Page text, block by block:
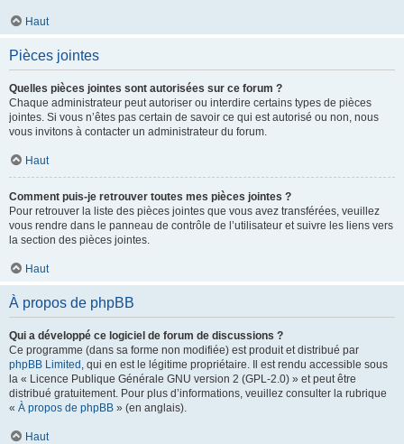
Haut
Pièces jointes
Quelles pièces jointes sont autorisées sur ce forum ?
Chaque administrateur peut autoriser ou interdire certains types de pièces
jointes. Si vous n’êtes pas certain de savoir ce qui est autorisé ou non, nous
vous invitons à contacter un administrateur du forum.
Haut
Comment puis-je retrouver toutes mes pièces jointes ?
Pour retrouver la liste des pièces jointes que vous avez transférées, veuillez
vous rendre dans le panneau de contrôle de l’utilisateur et suivre les liens vers
la section des pièces jointes.
Haut
À propos de phpBB
Qui a développé ce logiciel de forum de discussions ?
Ce programme (dans sa forme non modifiée) est produit et distribué par
phpBB Limited , qui en est le légitime propriétaire. Il est rendu accessible sous
la « Licence Publique Générale GNU version 2 (GPL-2.0) » et peut être
distribué gratuitement. Pour plus d’informations, veuillez consulter la rubrique
« À propos de phpBB » (en anglais).
Haut